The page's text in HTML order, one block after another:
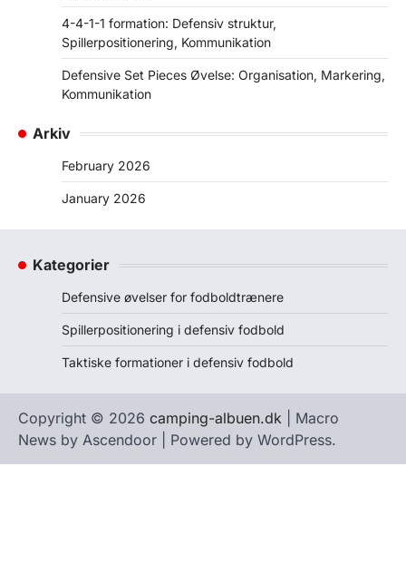
4-4-1-1 formation: Defensiv struktur,
Spillerpositionering, Kommunikation
Defensive Set Pieces Øvelse: Organisation, Markering,
Kommunikation
Arkiv
February 2026
January 2026
Kategorier
Defensive øvelser for fodboldtrænere
Spillerpositionering i defensiv fodbold
Taktiske formationer i defensiv fodbold
Copyright © 2026 camping-albuen.dk | Macro
News by Ascendoor | Powered by WordPress.